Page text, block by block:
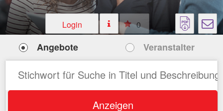
Login 0
Angebote Veranstalter
Anzeigen